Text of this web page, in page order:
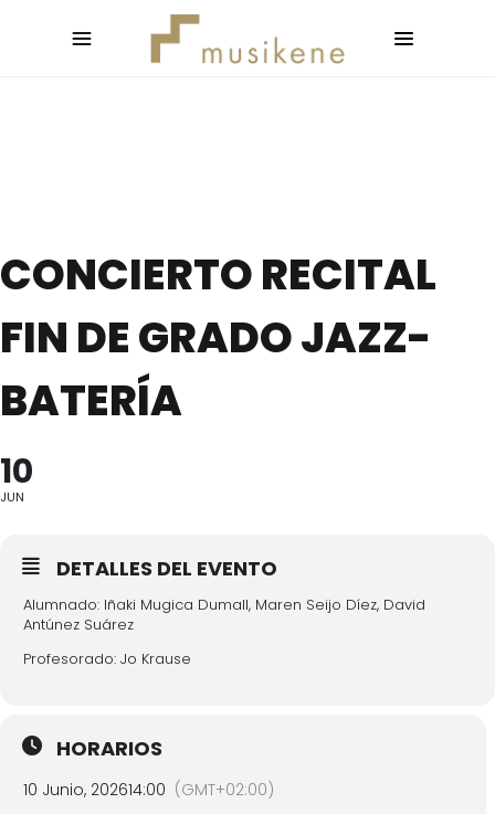
CONCIERTO RECITAL
FIN DE GRADO JAZZ-
BATERÍA
10
JUN
DETALLES DEL EVENTO
Alumnado: Iñaki Mugica Dumall, Maren Seijo Díez, David
Antúnez Suárez
Profesorado: Jo Krause
HORARIOS
10 Junio, 202614:00 (GMT+02:00)